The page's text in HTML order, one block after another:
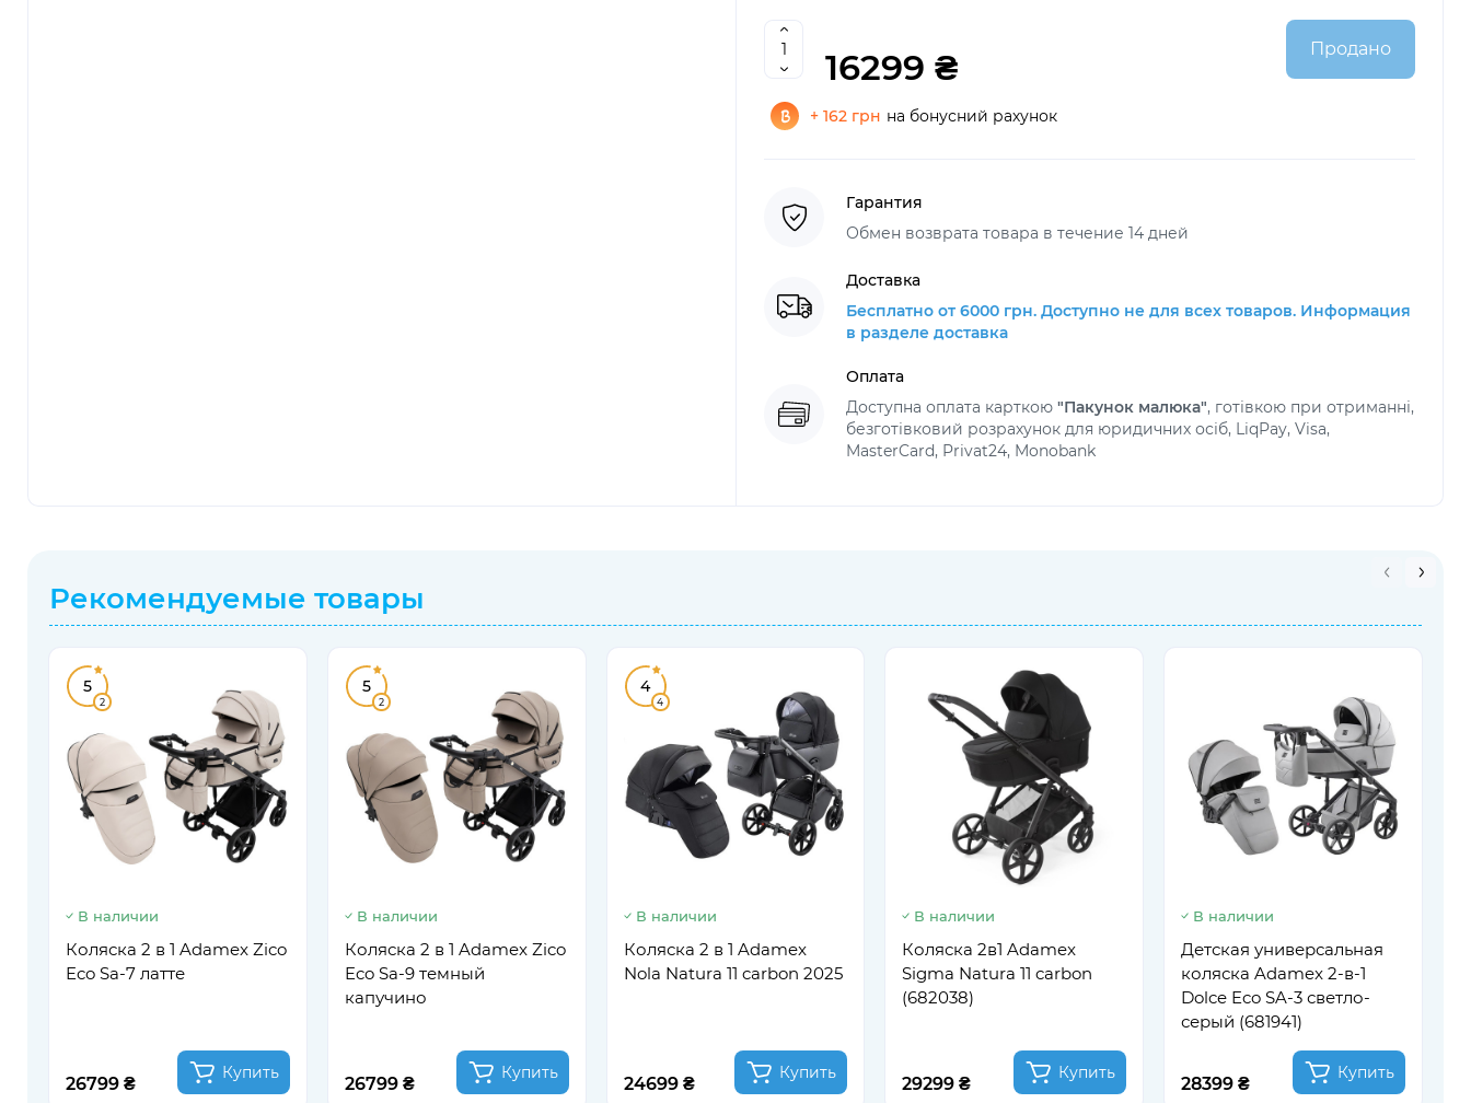
16299 ₴ Продано
+ 162 грн на бонусний рахунок
Гарантия
Обмен возврата товара в течение 14 дней
Доставка
Бесплатно от 6000 грн. Доступно не для всех товаров. Информация
в разделе доставка
Оплата
Доступна оплата карткою "Пакунок малюка", готівкою при отриманні,
безготівковий розрахунок для юридичних осіб, LiqPay, Visa,
MasterCard, Privat24, Monobank
Рекомендуемые товары
5
2
В наличии
Коляска 2 в 1 Adamex Zico
Eco Sa-7 латте
26799 ₴
Купить
5
2
В наличии
Коляска 2 в 1 Adamex Zico
Eco Sa-9 темный
капучино
26799 ₴
Купить
4
4
В наличии
Коляска 2 в 1 Adamex
Nola Natura 11 carbon 2025
24699 ₴
Купить
В наличии
Коляска 2в1 Adamex
Sigma Natura 11 carbon
(682038)
29299 ₴
Купить
В наличии
Детская универсальная
коляска Adamex 2-в-1
Dolce Eco SA-3 светло-
серый (681941)
28399 ₴
Купить